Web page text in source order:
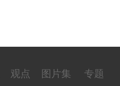
观点 图片集 专题